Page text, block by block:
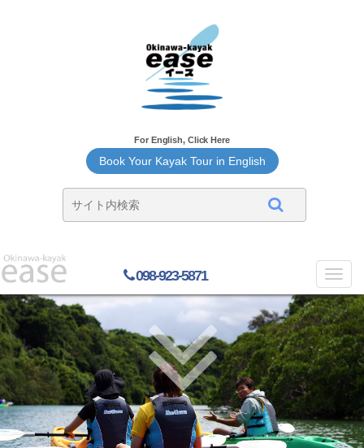
For English, Click Here
Book Your Kayak Tour in English
098-923-5871